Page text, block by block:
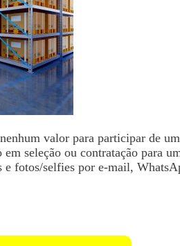
valor para participar de
seleção ou contratação para
e fotos/selfies por e-mail,